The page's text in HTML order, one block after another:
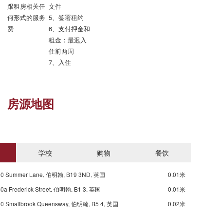
跟租房相关任
何形式的服务
费
文件
5、签署租约
6、支付押金和
租金：最迟入
住前两周
7、入住
房源地图
学校 购物 餐饮
Summer Lane, 伯明翰, B19 3ND, 英国
0.01米
Frederick Street, 伯明翰, B1 3, 英国
0.01米
Smallbrook Queensway, 伯明翰, B5 4, 英国
0.02米